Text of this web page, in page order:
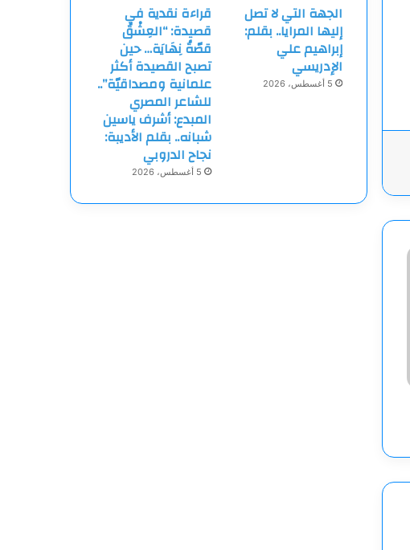
الجهة التي لا تصل
إليها المرايا.. بقلم:
إبراهيم علي
الإدريسي
5 أغسطس، 2026
قراءة نقدية في
قصيدة: “العِشْقُ
قصّةُ نِهَايَة… حين
تصبح القصيدة أكثر
علمانية ومصداقيّة”..
للشاعر المصري
المبدع: أشرف ياسين
شبانه.. بقلم الأديبة:
نجاح الدروبي
5 أغسطس، 2026